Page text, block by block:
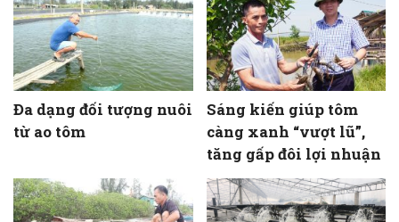
Đa dạng đối tượng nuôi
từ ao tôm
Sáng kiến giúp tôm
càng xanh “vượt lũ”,
tăng gấp đôi lợi nhuận